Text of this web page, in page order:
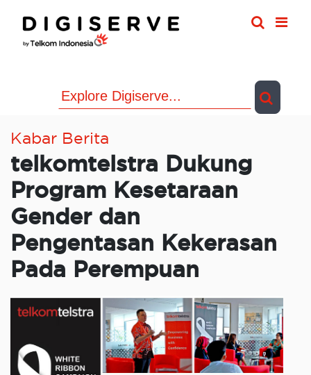
content
Kabar Berita
telkomtelstra Dukung
Program Kesetaraan
Gender dan
Pengentasan Kekerasan
Pada Perempuan